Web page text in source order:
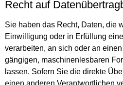
Recht auf
Sie haben das Recht, Daten, die
Einwilligung oder in Erfüllung
verarbeiten, an sich oder an
gängigen, maschinenlesbaren
lassen. Sofern Sie die direkte
einen anderen Verantwortlichen